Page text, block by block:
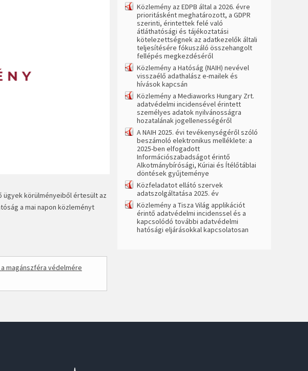
ügyek körülményeiből értesült az
a mai napon közleményt
magánszféra védelmére
Közlemény az EDPB által a 2026. évre
prioritásként meghatározott, a GDPR
szerinti, érintettek felé való
átláthatósági és tájékoztatási
kötelezettségnek az adatkezelők általi
teljesítésére fókuszáló összehangolt
fellépés megkezdéséről
Közlemény a Hatóság (NAIH) nevével
visszaélő adathalász e-mailek és
hívások kapcsán
Közlemény a Mediaworks Hungary Zrt.
adatvédelmi incidensével érintett
személyes adatok nyilvánosságra
hozatalának jogellenességéről
A NAIH 2025. évi tevékenységéről szóló
beszámoló elektronikus melléklete: a
2025-ben elfogadott
Információszabadságot érintő
Alkotmánybírósági, Kúriai és Ítélőtáblai
döntések gyűjteménye
Közfeladatot ellátó szervek
adatszolgáltatása 2025. év
Közlemény a Tisza Világ applikációt
érintő adatvédelmi incidenssel és a
kapcsolódó további adatvédelmi
hatósági eljárásokkal kapcsolatosan